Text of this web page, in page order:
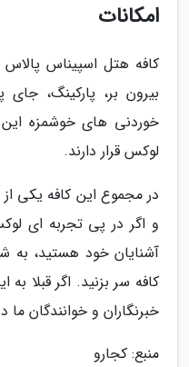
امکانات
کافه هتل اسپیناس پالاس
بیرون بر، پارکینگ،
خوردنی های خوشمزه این
لوکس قرار دارند.
در مجموع این کافه یکی
و اگر در پی تجربه ای
آشنایان خود هستید، به
کافه سر بزنید. اگر قبلا به
خبرنگاران و خوانندگان ما
منبع: کجارو